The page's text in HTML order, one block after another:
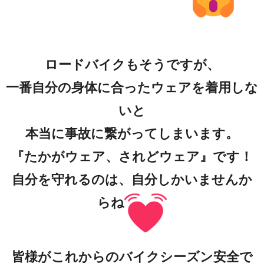
ロードバイクもそうですが、
一番自分の身体に合ったウェアを着用しな
いと
本当に事故に繋がってしまいます。
『たかがウェア、されどウェア』です！
自分を守れるのは、自分しかいませんか
らね
皆様がこれからのバイクシーズン安全で